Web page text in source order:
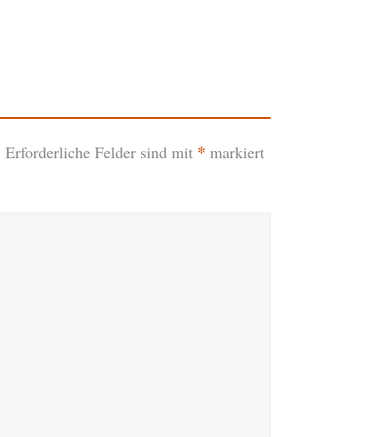
Erforderliche Felder sind mit * markiert